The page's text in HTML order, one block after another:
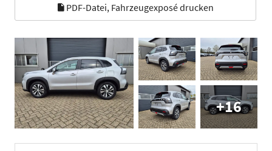
PDF-Datei, Fahrzeugexposé drucken
+16